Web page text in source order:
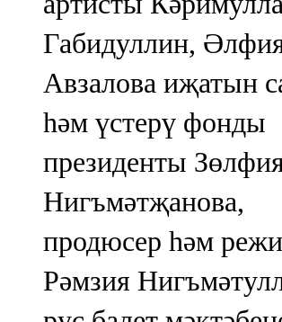
Габидуллин,
Авзалова иҗатын
һәм үстерү фонды
президенты
Нигъмәтҗанова,
продюсер һәм
Рәмзия